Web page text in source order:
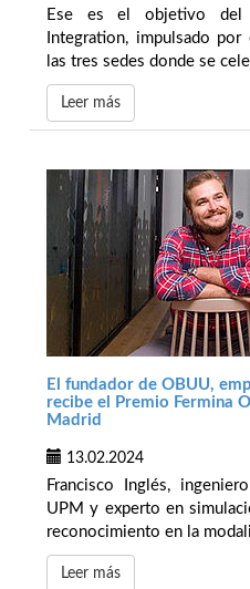
Ese es el objetivo del
Integration, impulsado
las tres sedes donde se
Leer más
El fundador de OBUU,
recibe el Premio Fermina
Madrid
13.02.2024
Francisco Inglés,
UPM y experto en
reconocimiento en la
Leer más